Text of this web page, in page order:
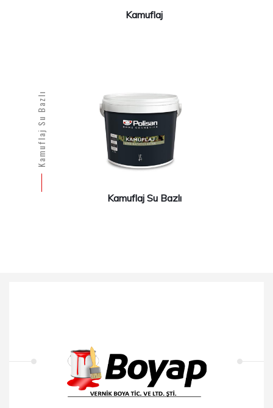
Kamuflaj
Kamuflaj Su Bazlı
Kamuflaj Su Bazlı